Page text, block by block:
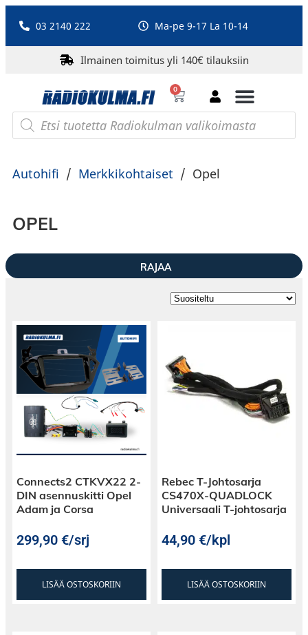
03 2140 222 Ma-pe 9-17 La 10-14
Ilmainen toimitus yli 140€ tilauksiin
0
Autohifi / Merkkikohtaiset / Opel
OPEL
RAJAA
Connects2 CTKVX22 2-
DIN asennuskitti Opel
Adam ja Corsa
299,90€/srj
LISÄÄ OSTOSKORIIN
Rebec T-Johtosarja
CS470X-QUADLOCK
Universaali T-johtosarja
44,90€/kpl
LISÄÄ OSTOSKORIIN